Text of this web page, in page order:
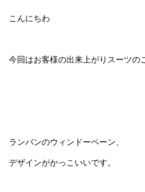
こんにちわ
今回はお客様の出来上がりスーツの
ランバンのウィンドーペーン、
デザインがかっこいいです。